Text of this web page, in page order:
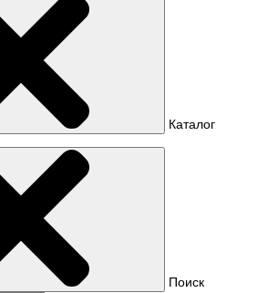
Каталог
Поиск